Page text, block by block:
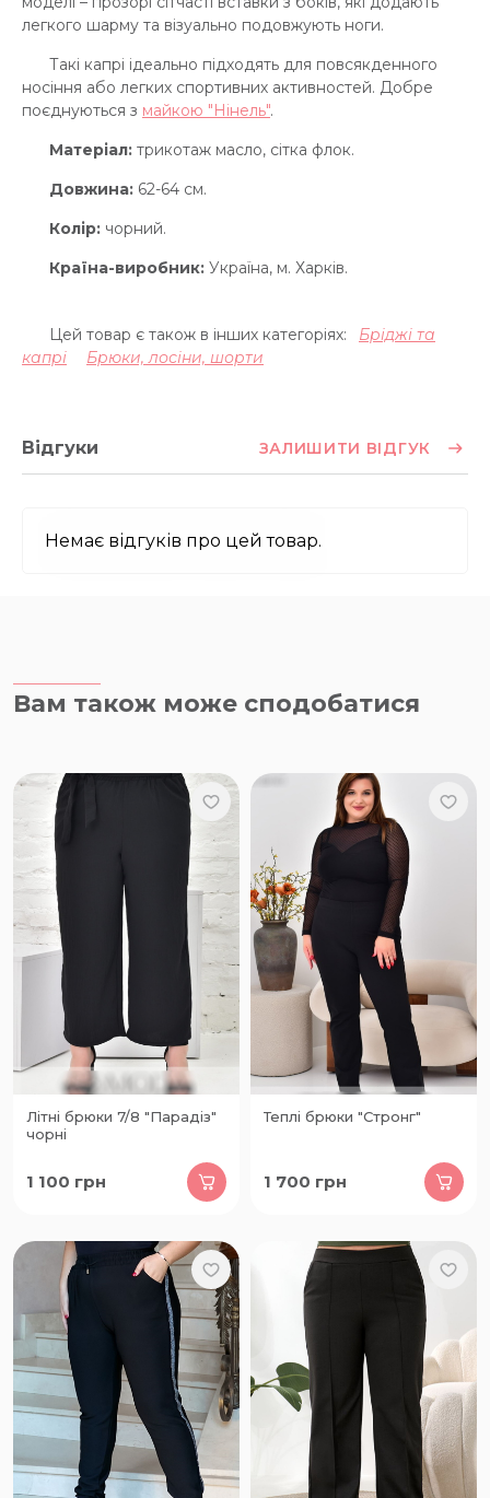
легкого шарму та візуально подовжують ноги.
Такі капрі ідеально підходять для повсякденного
носіння або легких спортивних активностей. Добре
поєднуються з майкою "Нінель".
Матеріал: трикотаж масло, сітка флок.
Довжина: 62-64 см.
Колір: чорний.
Країна-виробник: Україна, м. Харків.
Цей товар є також в інших категоріях:
Бріджі та
капрі
Брюки, лосіни, шорти
Відгуки ЗАЛИШИТИ ВІДГУК
Немає відгуків про цей товар.
Вам також може сподобатися
Літні брюки 7/8 "Парадіз"
чорні
1 100 грн
Теплі брюки "Стронг"
1 700 грн